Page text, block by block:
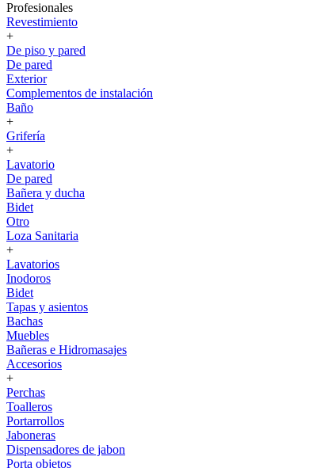
Profesionales
Revestimiento
+
De piso y pared
De pared
Exterior
Complementos de instalación
Baño
+
Grifería
+
Lavatorio
De pared
Bañera y ducha
Bidet
Otro
Loza Sanitaria
+
Lavatorios
Inodoros
Bidet
Tapas y asientos
Bachas
Muebles
Bañeras e Hidromasajes
Accesorios
+
Perchas
Toalleros
Portarrollos
Jaboneras
Dispensadores de jabon
Porta objetos